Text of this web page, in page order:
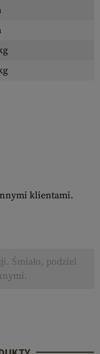
klientami.
Śmiało, podziel